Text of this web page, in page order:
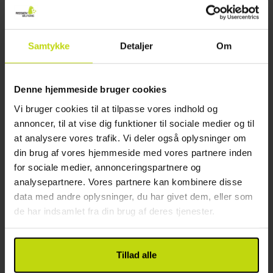
Samtykke Detaljer Om
Denne hjemmeside bruger cookies
Vi bruger cookies til at tilpasse vores indhold og
annoncer, til at vise dig funktioner til sociale medier og til
at analysere vores trafik. Vi deler også oplysninger om
din brug af vores hjemmeside med vores partnere inden
for sociale medier, annonceringspartnere og
analysepartnere. Vores partnere kan kombinere disse
data med andre oplysninger, du har givet dem, eller som
de har indsamlet fra din brug af deres tjenester.
Tillad alle
Spar op til 27%
Dit sønære fristed tæt på Berlin
Seehotel Berlin-Rangsdorf
4.0/ 5 Meget god1 anmeldelser
Berlin
Inkluderer en restaurantkupon
2x overnatninger
lækker morgenbuffet
Se alt, der er inkluderet